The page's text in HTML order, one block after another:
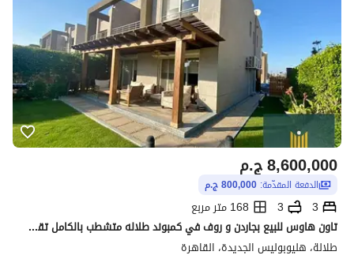
ج.م8,600,000
الدفعة المقدّمة: 800,000 ج.م
3
3
168 متر مربع
تاون هاوس للبيع بجاردن و روف في كمبوند طلاله متشطب بالكامل تقسيط على 15 سنه بدون فوايد بمقدم 800,000 بجوار سوديك و مدينتي
طلالة، هليوبوليس الجديدة، القاهرة